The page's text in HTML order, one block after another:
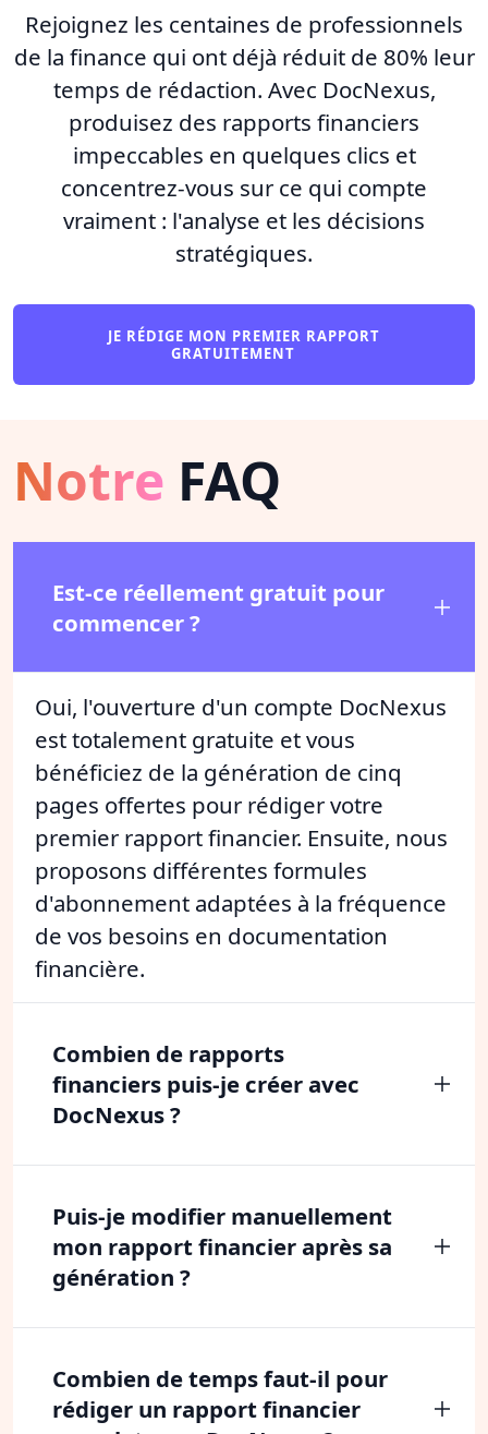
Rejoignez les centaines de professionnels
de la finance qui ont déjà réduit de 80% leur
temps de rédaction. Avec DocNexus,
produisez des rapports financiers
impeccables en quelques clics et
concentrez-vous sur ce qui compte
vraiment : l'analyse et les décisions
stratégiques.
JE RÉDIGE MON PREMIER RAPPORT
GRATUITEMENT
Notre FAQ
Est-ce réellement gratuit pour
commencer ?
Oui, l'ouverture d'un compte DocNexus
est totalement gratuite et vous
bénéficiez de la génération de cinq
pages offertes pour rédiger votre
premier rapport financier. Ensuite, nous
proposons différentes formules
d'abonnement adaptées à la fréquence
de vos besoins en documentation
financière.
Combien de rapports
financiers puis-je créer avec
DocNexus ?
Puis-je modifier manuellement
mon rapport financier après sa
génération ?
Combien de temps faut-il pour
rédiger un rapport financier